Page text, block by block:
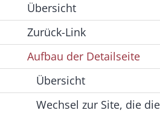
Übersicht
Zurück-Link
Aufbau der Detailseite
Übersicht
Wechsel zur Site, die